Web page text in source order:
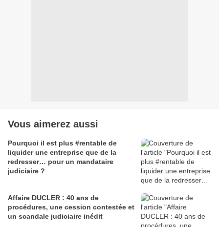
Vous aimerez aussi
Pourquoi il est plus #rentable de
liquider une entreprise que de la
redresser… pour un mandataire
judiciaire ?
Affaire DUCLER : 40 ans de
procédures, une cession contestée et
un scandale judiciaire inédit